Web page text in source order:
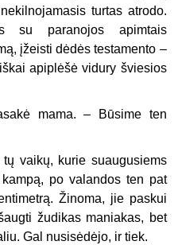
turtas atrodo.
su paranojos apimtais
įžeisti dėdės testamento –
apiplėšė vidury šviesios
mama. – Būsime ten
vaikų, kurie suaugusiems
po valandos ten pat
Žinoma, jie paskui
žudikas maniakas, bet
Gal nusisėdėjo, ir tiek.